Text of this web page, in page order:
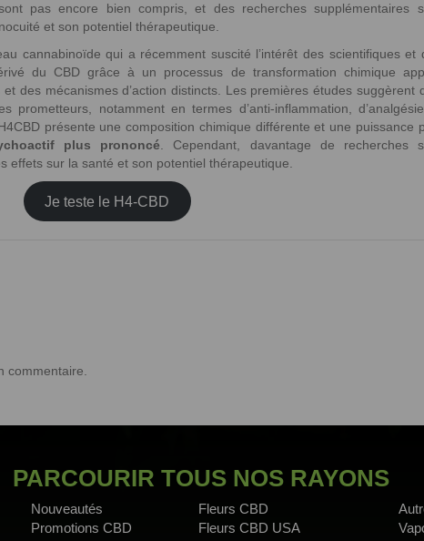
pas encore bien compris, et des recherches supplémentaires
et son potentiel thérapeutique.
cannabinoïde qui a récemment suscité l’intérêt des scientifiques et
du CBD grâce à un processus de transformation chimique
des mécanismes d’action distincts. Les premières études suggèrent
prometteurs, notamment en termes d’anti-inflammation,
présente une composition chimique différente et une puissance
plus prononcé . Cependant, davantage de recherches
effets sur la santé et son potentiel thérapeutique.
Je teste le H4-CBD
commentaire.
PARCOURIR TOUS NOS RAYONS
Nouveautés
Promotions CBD
Fleurs CBD
Fleurs CBD USA